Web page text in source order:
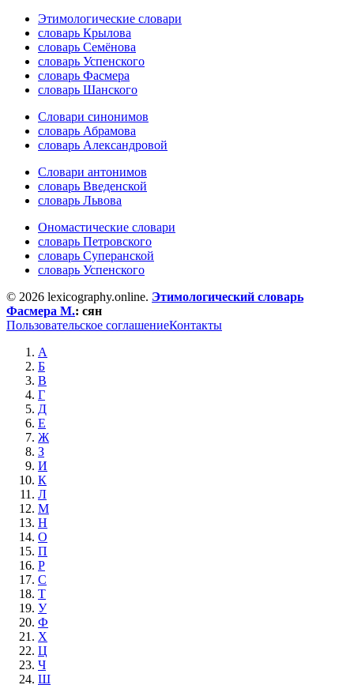
Этимологические словари
словарь Крылова
словарь Семёнова
словарь Успенского
словарь Фасмера
словарь Шанского
Словари синонимов
словарь Абрамова
словарь Александровой
Словари антонимов
словарь Введенской
словарь Львова
Ономастические словари
словарь Петровского
словарь Суперанской
словарь Успенского
© 2026 lexicography.online. Этимологический словарь
Фасмера М.: сян
Пользовательское соглашениеКонтакты
А
Б
В
Г
Д
Е
Ж
З
И
К
Л
М
Н
О
П
Р
С
Т
У
Ф
Х
Ц
Ч
Ш